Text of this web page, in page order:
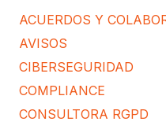
ACUERDOS Y
AVISOS
CIBERSEGURIDAD
COMPLIANCE
CONSULTORA RGPD